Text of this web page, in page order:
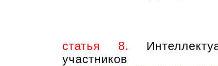
статья 8.
участников